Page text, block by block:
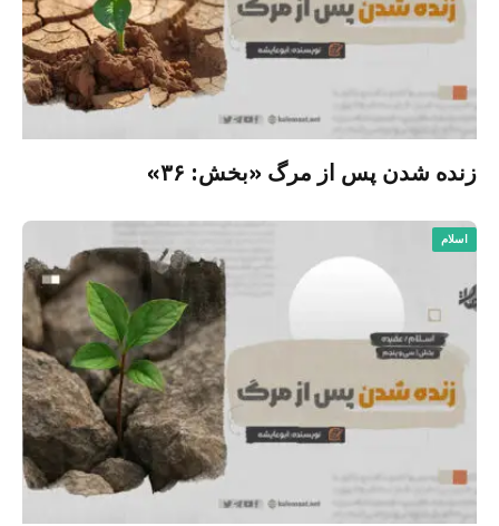
زنده شدن پس از مرگ «بخش: ۳۶»
اسلام